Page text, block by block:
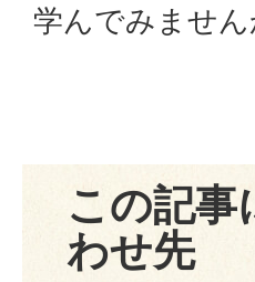
学んでみません
この記
わせ先